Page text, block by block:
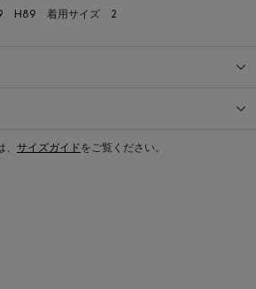
H89 着用サイズ 2
サイズガイドをご覧ください。